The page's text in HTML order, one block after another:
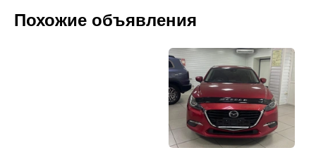
Похожие объявления